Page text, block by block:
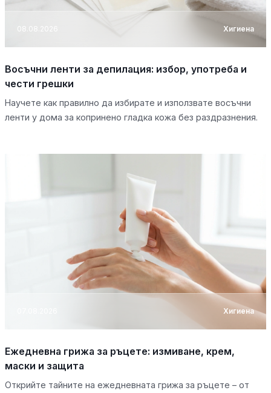
08.08.2026 Хигиена
Восъчни ленти за депилация: избор, употреба и
чести грешки
Научете как правилно да избирате и използвате восъчни
ленти у дома за копринено гладка кожа без раздразнения.
Хигиена
Ежедневна грижа за ръцете: измиване, крем,
маски и защита
Открийте тайните на ежедневната грижа за ръцете – от